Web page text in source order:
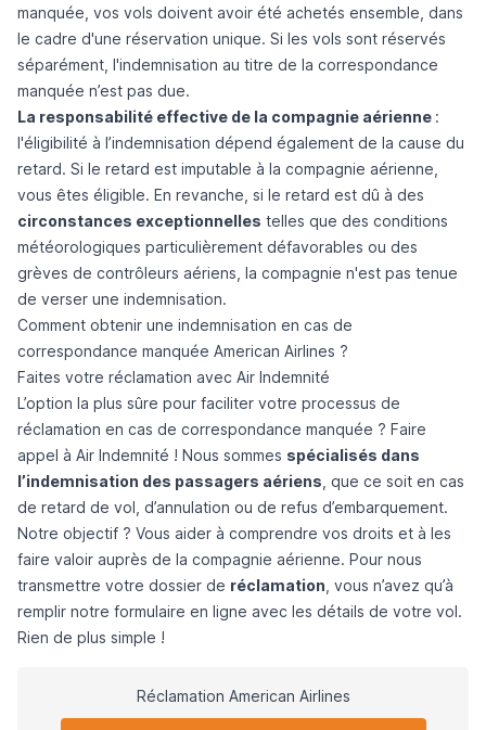
manquée, vos vols doivent avoir été achetés ensemble, dans
le cadre d'une réservation unique. Si les vols sont réservés
séparément, l'indemnisation au titre de la correspondance
manquée n’est pas due.
La responsabilité effective de la compagnie aérienne :
l'éligibilité à l’indemnisation dépend également de la cause du
retard. Si le retard est imputable à la compagnie aérienne,
vous êtes éligible. En revanche, si le retard est dû à des
circonstances exceptionnelles telles que des conditions
météorologiques particulièrement défavorables ou des
grèves de contrôleurs aériens, la compagnie n'est pas tenue
de verser une indemnisation.
Comment obtenir une indemnisation en cas de
correspondance manquée American Airlines ?
Faites votre réclamation avec Air Indemnité
L’option la plus sûre pour faciliter votre processus de
réclamation en cas de correspondance manquée ? Faire
appel à Air Indemnité ! Nous sommes spécialisés dans
l’indemnisation des passagers aériens , que ce soit en cas
de retard de vol, d’annulation ou de refus d’embarquement.
Notre objectif ? Vous aider à comprendre vos droits et à les
faire valoir auprès de la compagnie aérienne. Pour nous
transmettre votre dossier de réclamation , vous n’avez qu’à
remplir notre formulaire en ligne avec les détails de votre vol.
Rien de plus simple !
Réclamation American Airlines